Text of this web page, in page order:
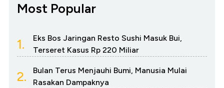
Most Popular
1.
Eks Bos Jaringan Resto Sushi Masuk Bui,
Terseret Kasus Rp 220 Miliar
2.
Bulan Terus Menjauhi Bumi, Manusia Mulai
Rasakan Dampaknya